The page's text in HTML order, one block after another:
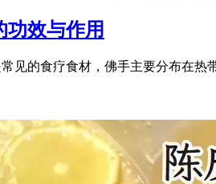
功效与作用
见的食疗食材，佛手主要分布在